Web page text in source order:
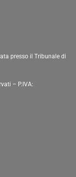
presso il Tribunale di
– P.IVA: